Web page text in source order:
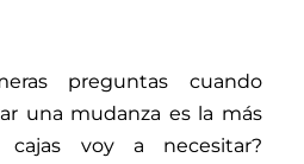
preguntas cuando
una mudanza es la más
cajas voy a necesitar?